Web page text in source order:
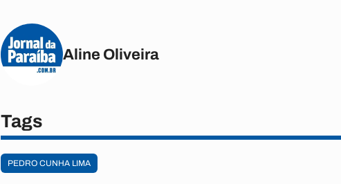
Aline Oliveira
Tags
PEDRO CUNHA LIMA